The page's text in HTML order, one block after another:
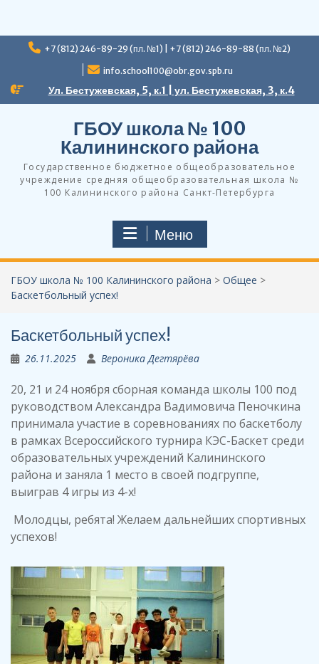
Перейти
+7 (812) 246-89-29 (пл. №1) | +7 (812) 246-89-88 (пл. №2)
info.school100@obr.gov.spb.ru
Ул. Бестужевская, 5, к.1 | ул. Бестужевская, 3, к.4
ГБОУ школа № 100
Калининского района
Государственное бюджетное общеобразовательное
учреждение средняя общеобразовательная школа №
100 Калининского района Санкт-Петербурга
Меню
ГБОУ школа № 100 Калининского района > Общее >
Баскетбольный успех!
Баскетбольный успех!
26.11.2025 Вероника Дегтярёва
20, 21 и 24 ноября сборная команда школы 100 под
руководством Александра Вадимовича Пеночкина
принимала участие в соревнованиях по баскетболу
в рамках Всероссийского турнира КЭС-Баскет среди
образовательных учреждений Калининского
района и заняла 1 место в своей подгруппе,
выиграв 4 игры из 4-х!
Молодцы, ребята! Желаем дальнейших спортивных
успехов!